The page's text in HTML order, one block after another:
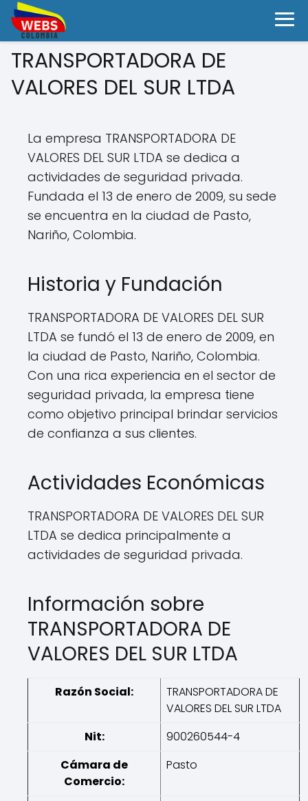
TRANSPORTADORA DE
VALORES DEL SUR LTDA
La empresa TRANSPORTADORA DE
VALORES DEL SUR LTDA se dedica a
actividades de seguridad privada.
Fundada el 13 de enero de 2009, su sede
se encuentra en la ciudad de Pasto,
Nariño, Colombia.
Historia y Fundación
TRANSPORTADORA DE VALORES DEL SUR
LTDA se fundó el 13 de enero de 2009, en
la ciudad de Pasto, Nariño, Colombia.
Con una rica experiencia en el sector de
seguridad privada, la empresa tiene
como objetivo principal brindar servicios
de confianza a sus clientes.
Actividades Económicas
TRANSPORTADORA DE VALORES DEL SUR
LTDA se dedica principalmente a
actividades de seguridad privada.
Información sobre
TRANSPORTADORA DE
VALORES DEL SUR LTDA
Razón Social:
TRANSPORTADORA DE
VALORES DEL SUR LTDA
Nit:
900260544-4
Cámara de
Comercio:
Pasto